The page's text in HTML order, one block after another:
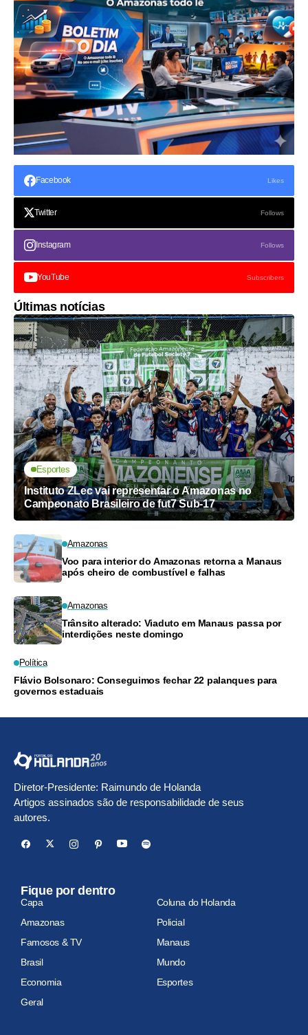
Facebook Likes
Twitter Follows
Instagram Follows
YouTube Subscribers
Últimas notícias
Esportes
Instituto ZLec vai representar o Amazonas no
Campeonato Brasileiro de fut7 Sub-17
Amazonas
Voo para interior do Amazonas retorna a Manaus
após cheiro de combustível e falhas
Amazonas
Trânsito alterado: Viaduto em Manaus passa por
interdições neste domingo
Política
Flávio Bolsonaro: Conseguimos fechar 22 palanques para
governos estaduais
Diretor-Presidente: Raimundo de Holanda
Artigos assinados são de responsabilidade de seus
autores.
Fique por dentro
Capa
Coluna do Holanda
Amazonas
Policial
Famosos & TV
Manaus
Brasil
Mundo
Economia
Esportes
Geral